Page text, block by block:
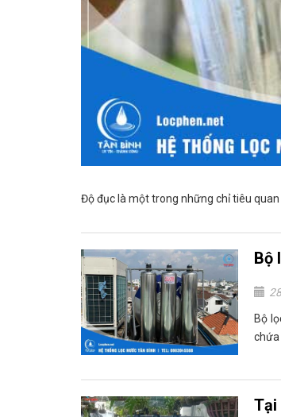
Độ đục là một trong những chỉ tiêu
Bộ
Bộ
chứa
Tại